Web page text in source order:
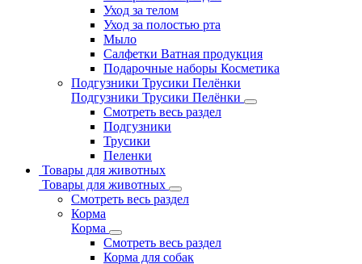
Уход за телом
Уход за полостью рта
Мыло
Салфетки Ватная продукция
Подарочные наборы Косметика
Подгузники Трусики Пелёнки
Подгузники Трусики Пелёнки
Смотреть весь раздел
Подгузники
Трусики
Пеленки
Товары для животных
Товары для животных
Смотреть весь раздел
Корма
Корма
Смотреть весь раздел
Корма для собак